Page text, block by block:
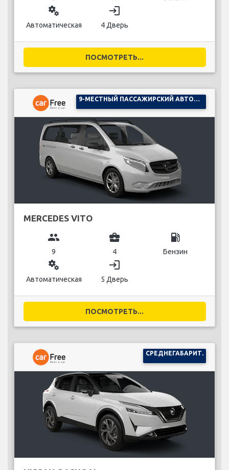
miscellaneous_services
Автоматическая
login
4 Дверь
ПОСМОТРЕТЬ...
MERCEDES VITO
group
9
business_center
4
local_gas_station
Бензин
miscellaneous_services
Автоматическая
login
5 Дверь
ПОСМОТРЕТЬ...
СРЕДНЕГАБАРИТ.